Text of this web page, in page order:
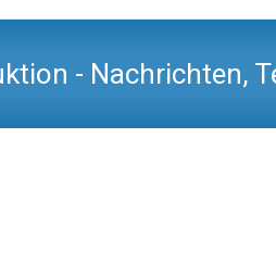
- Nachrichten,